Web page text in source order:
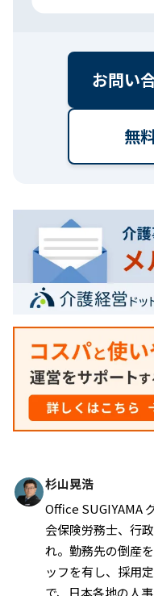
お問い
無
杉山晃浩
Office SUGIYAMA
会保険労務士、行
れ。勤務先の倒産
ッフを有し、採用
で、日本各地の人